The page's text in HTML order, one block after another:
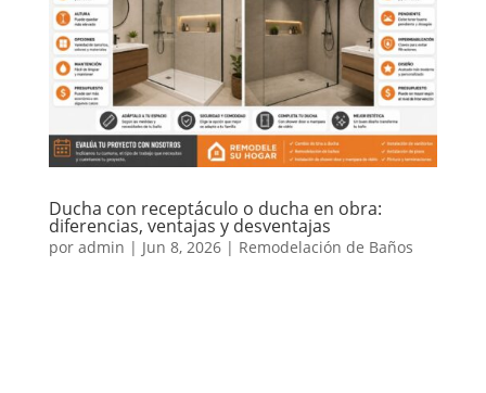
Ducha con receptáculo o ducha en obra:
diferencias, ventajas y desventajas
por admin | Jun 8, 2026| Remodelación de Baños